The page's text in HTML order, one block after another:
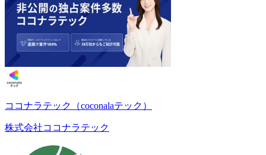
ココナラテック（coconalaテック）
株式会社ココナラテック